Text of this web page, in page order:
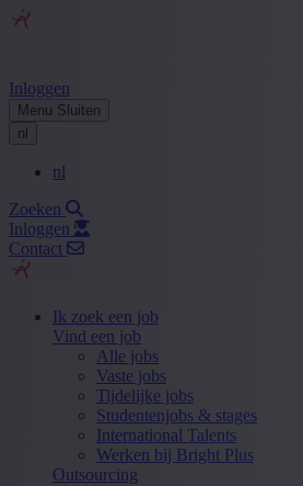
Inloggen
Menu Sluiten
nl
nl
Zoeken
Inloggen
Contact
Ik zoek een job
Vind een job
Alle jobs
Vaste jobs
Tijdelijke jobs
Studentenjobs & stages
International Talents
Werken bij Bright Plus
Outsourcing